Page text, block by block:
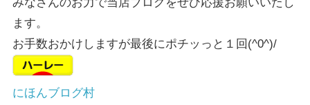
ます。
お手数おかけしますが最後にポチッっと１回(^0^)/
にほんブログ村